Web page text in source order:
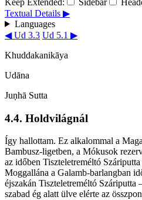
Textual Details ▶
Languages
◀ Ud 3.3 Ud 5.1 ▶
Khuddakanikāya
Udāna
Juṇhā Sutta
4.4. Holdvilágnál
Így hallottam. Ez alkalommal a
Bambusz-ligetben, a Mókusok
az időben Tiszteletreméltó
Moggallána a Galamb-barlangban
éjszakán Tiszteletreméltó
szabad ég alatt ülve elérte az